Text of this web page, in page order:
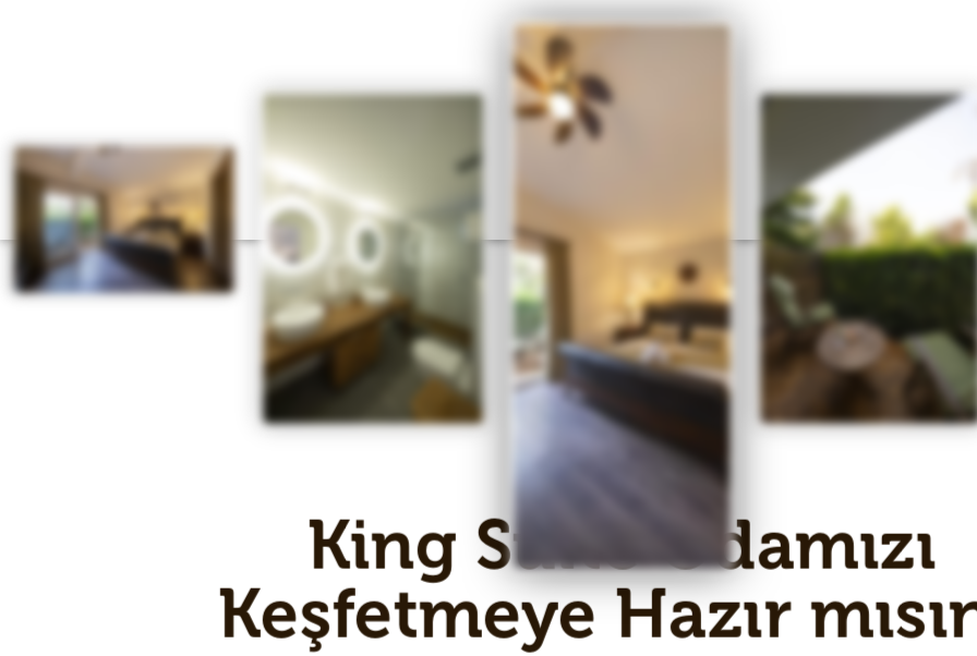
King Suite Odamızı
Keşfetmeye Hazır